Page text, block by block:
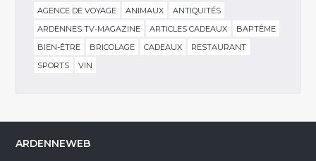
AGENCE DE VOYAGE ANIMAUX
ANTIQUITÉS
ARDENNES TV-MAGAZINE
ARTICLES CADEAUX
BAPTÊME
BIEN-ÊTRE
BRICOLAGE CADEAUX
RESTAURANT
SPORTS
VIN
ARDENNEWEB